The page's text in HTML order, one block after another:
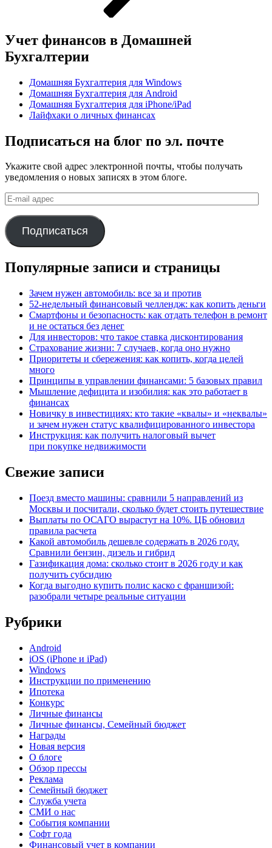
Учет финансов в Домашней
Бухгалтерии
Домашняя Бухгалтерия для Windows
Домашняя Бухгалтерия для Android
Домашняя Бухгалтерия для iPhone/iPad
Лайфхаки о личных финансах
Подписаться на блог по эл. почте
Укажите свой адрес электронной почты, чтобы получать
уведомления о новых записях в этом блоге.
E-
mail
адрес
Подписаться
Популярные записи и страницы
Зачем нужен автомобиль: все за и против
52-недельный финансовый челлендж: как копить деньги
Смартфоны и безопасность: как отдать телефон в ремонт
и не остаться без денег
Для инвесторов: что такое ставка дисконтирования
Страхование жизни: 7 случаев, когда оно нужно
Приоритеты и сбережения: как копить, когда целей
много
Принципы в управлении финансами: 5 базовых правил
Мышление дефицита и изобилия: как это работает в
финансах
Новичку в инвестициях: кто такие «квалы» и «неквалы»
и зачем нужен статус квалифицированного инвестора
Инструкция: как получить налоговый вычет
при покупке недвижимости
Свежие записи
Поезд вместо машины: сравнили 5 направлений из
Москвы и посчитали, сколько будет стоить путешествие
Выплаты по ОСАГО вырастут на 10%. ЦБ обновил
правила расчета
Какой автомобиль дешевле содержать в 2026 году.
Сравнили бензин, дизель и гибрид
Газификация дома: сколько стоит в 2026 году и как
получить субсидию
Когда выгодно купить полис каско с франшизой:
разобрали четыре реальные ситуации
Рубрики
Android
iOS (iPhone и iPad)
Windows
Инструкции по применению
Ипотека
Конкурс
Личные финансы
Личные финансы, Семейный бюджет
Награды
Новая версия
О блоге
Обзор прессы
Реклама
Семейный бюджет
Служба учета
СМИ о нас
События компании
Софт года
Финансовый учет в компании